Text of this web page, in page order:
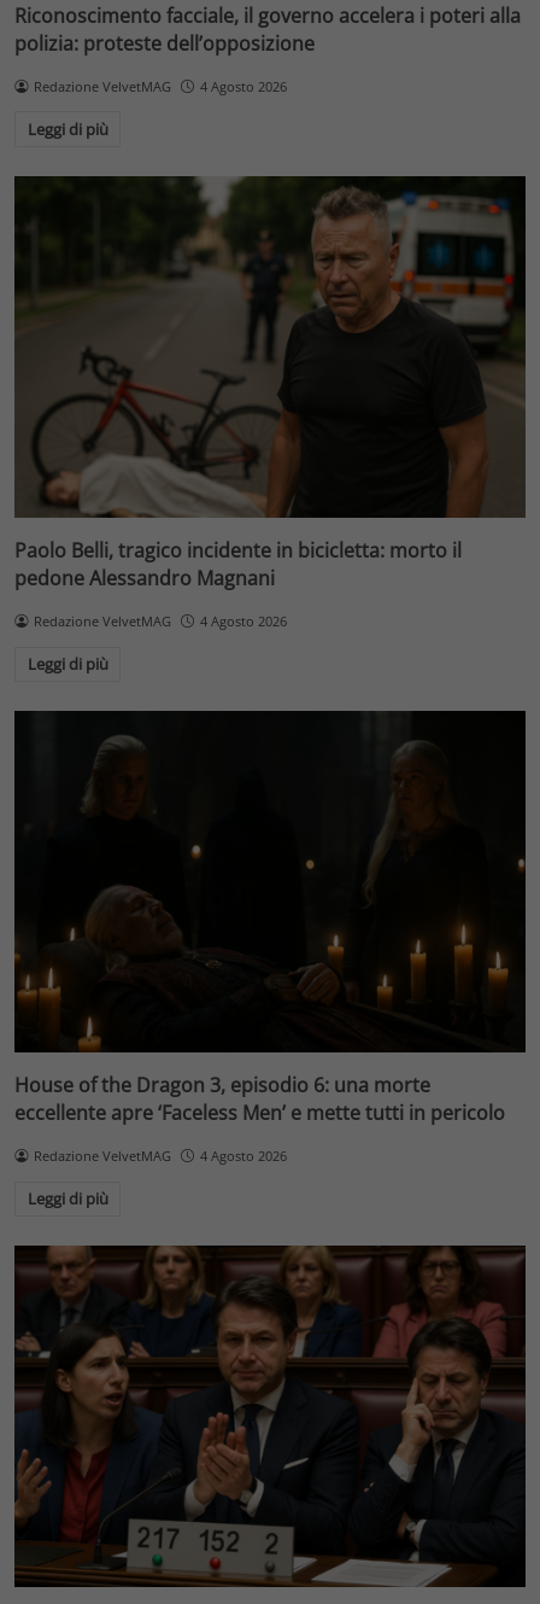
Riconoscimento facciale, il governo accelera i poteri alla
polizia: proteste dell’opposizione
Redazione VelvetMAG 4 Agosto 2026
Leggi di più
Paolo Belli, tragico incidente in bicicletta: morto il
pedone Alessandro Magnani
Redazione VelvetMAG 4 Agosto 2026
Leggi di più
House of the Dragon 3, episodio 6: una morte
eccellente apre ‘Faceless Men’ e mette tutti in pericolo
Redazione VelvetMAG 4 Agosto 2026
Leggi di più